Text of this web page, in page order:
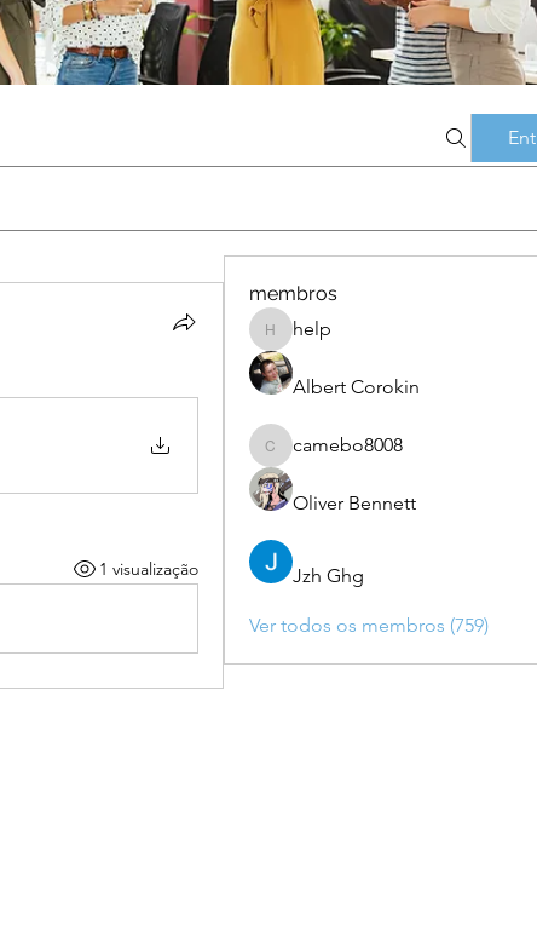
1 visualização
membros
help
help
Albert Corokin
camebo8008
camebo8008
Oliver Bennett
Jzh Ghg
Ver todos os membros (759)